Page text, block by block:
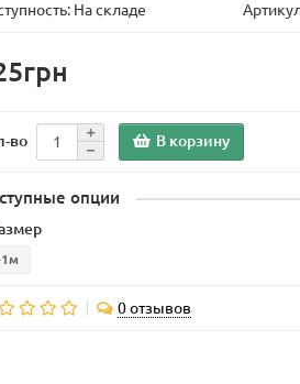
На складе
во В корзину
опции
0 отзывов